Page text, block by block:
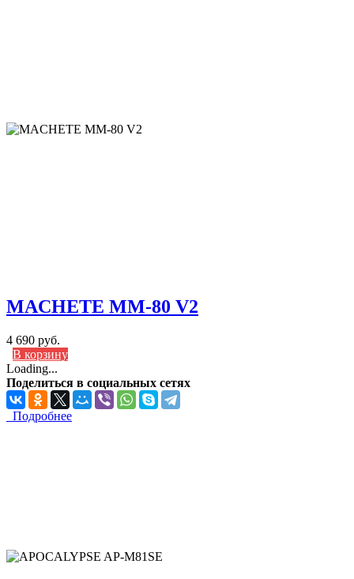
MACHETE MM-80 V2
4 690 руб.
В корзину
Loading...
Поделиться в социальных сетях
Подробнее